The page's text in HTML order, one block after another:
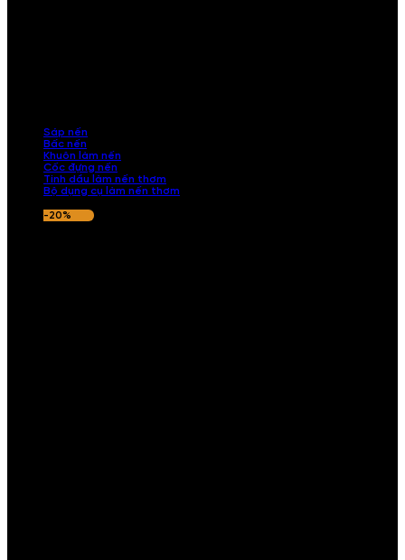
Sáp nến
Bấc nến
Khuôn làm nến
Cốc đựng nến
Tinh dầu làm nến thơm
Bộ dụng cụ làm nến thơm
-20%